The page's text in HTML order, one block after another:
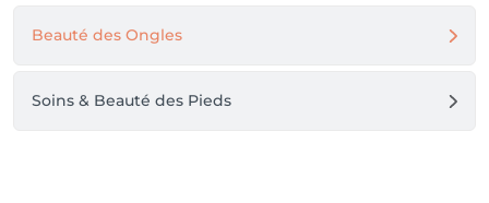
Beauté des Ongles
Soins & Beauté des Pieds